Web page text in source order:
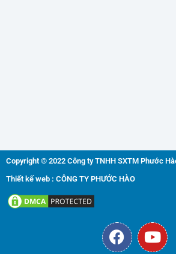
Copyright © 2022 Công ty TNHH SXTM Phước
Thiết kế web : CÔNG TY PHƯỚC HÀO
F
a
Y
o